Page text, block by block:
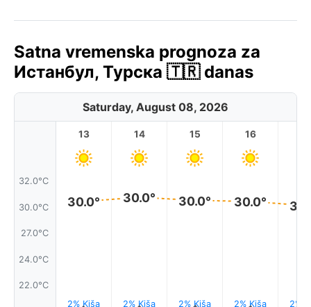
Satna vremenska prognoza za
Истанбул, Турска 🇹🇷 danas
Saturday, August 08, 2026
32.0°C
30.0°C
27.0°C
24.0°C
22.0°C
13
30.0°
2% Kiša
14
30.0°
2% Kiša
15
30.0°
2% Kiša
16
30.0°
2% Kiša 2%